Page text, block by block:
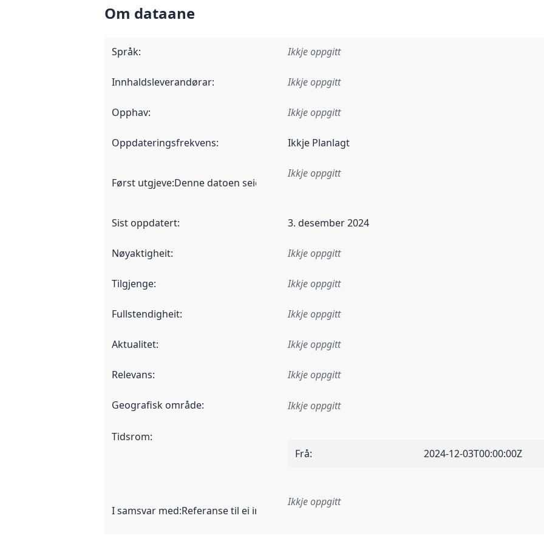
Om dataane
Språk: Ikkje oppgitt
Innhaldsleverandørar: Ikkje oppgitt
Opphav: Ikkje oppgitt
Oppdateringsfrekvens: Ikkje Planlagt
Først utgjeve:Denne datoen seier når dataa i dette datasettet først blei utgitt. Det kan ha
Ikkje oppgitt
Sist oppdatert: 3. desember 2024
Nøyaktigheit: Ikkje oppgitt
Tilgjenge: Ikkje oppgitt
Fullstendigheit: Ikkje oppgitt
Aktualitet: Ikkje oppgitt
Relevans: Ikkje oppgitt
Geografisk område: Ikkje oppgitt
Tidsrom:
Frå: 2024-12-03T00:00:00Z
I samsvar med:Referanse til ei implementeringsregel eller anna spesifikasjon som ligg til
Ikkje oppgitt